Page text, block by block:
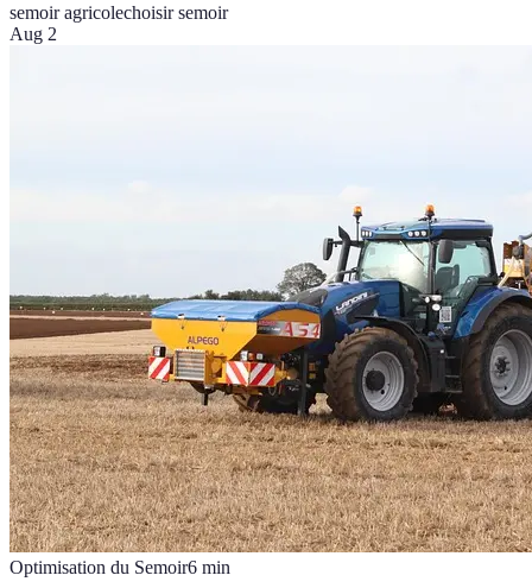
semoir agricolechoisir semoir
Aug 2
Optimisation du Semoir6 min